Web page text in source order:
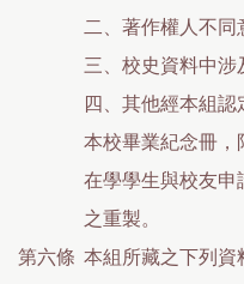
二、著作權人不同
三、校史資料中涉
四、其他經本組認
本校畢業紀念冊，
在學學生與校友申
之重製。
第六條 本組所藏之下列資